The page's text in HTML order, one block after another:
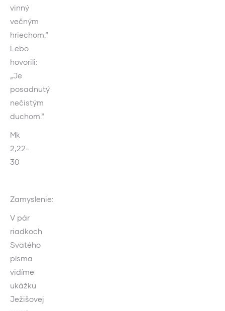
vinný
večným
hriechom.“
Lebo
hovorili:
„Je
posadnutý
nečistým
duchom.“
Mk
2,22-
30
Zamyslenie:
V pár
riadkoch
Svätého
písma
vidíme
ukážku
Ježišovej